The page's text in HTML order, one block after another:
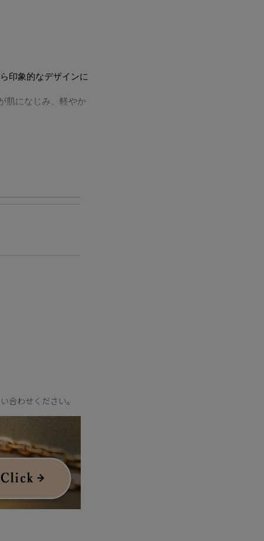
印象的なデザインに
肌になじみ、軽やか
めです。
日身に着けやすい仕
合わせください。